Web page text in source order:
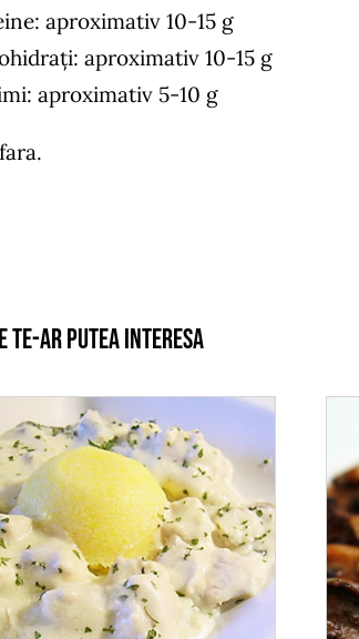
aproximativ 10-15 g
aproximativ 10-15 g
aproximativ 5-10 g
te-ar putea interesa
ÎN COȘ / DETALII